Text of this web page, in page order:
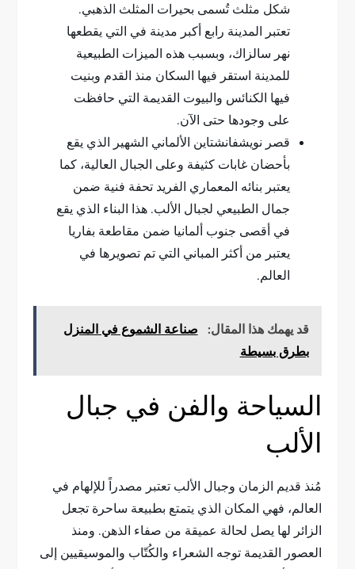
شكل مثلث تُسمى بحيرات المثلث الذهبي.
تعتبر المدينة رابع أكبر مدينة في التي يقطعها
نهر سالزاك، وبسبب هذه الميزات الطبيعية
للمدينة استقر فيها السكان منذ القدم وبنيت
فيها الكنائس والبيوت القديمة التي حافظت
على وجودها حتى الآن.
قصر نويشفانشتاين الألماني الشهير الذي يقع
بأحضان غابات كثيفة وعلى الجبال العالية، كما
يعتبر بنائه المعماري الفريد تحفة فنية ضمن
جمال الطبيعي لجبال الألب. هذا البناء الذي يقع
في أقصى جنوب ألمانيا ضمن مقاطعة بفاريا
يعتبر من أكثر المباني التي تم تصويرها في
العالم.
قد يهمك هذا المقال:
صناعة الشموع في المنزل
بطرق بسيطة
السياحة والفن في جبال
الألب
مُنذ قديم الزمان وجبال الألب تعتبر مصدراً للإلهام في
العالم، فهي المكان الذي يتمتع بطبيعة ساحرة تجعل
الزائر لها يصل لحالة عميقة من صفاء الذهن. ومنذ
العصور القديمة توجه الشعراء والكُتّاب والموسيقيين إلى